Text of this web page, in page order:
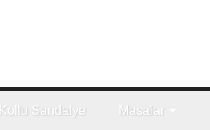
Kollu Sandalye Masalar